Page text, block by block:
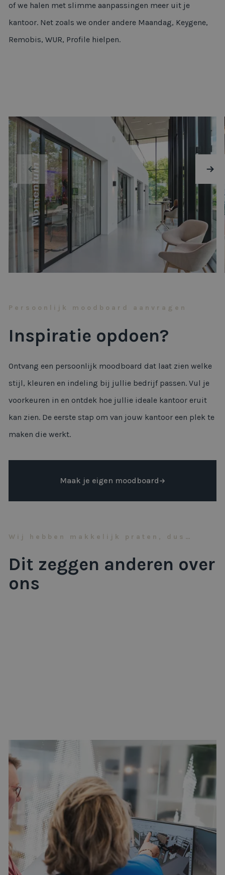
of we halen met slimme aanpassingen meer uit je
kantoor. Net zoals we onder andere Maandag, Keygene,
Remobis, WUR, Profile hielpen.
Persoonlijk moodboard aanvragen
Inspiratie opdoen?
Ontvang een persoonlijk moodboard dat laat zien welke
stijl, kleuren en indeling bij jullie bedrijf passen. Vul je
voorkeuren in en ontdek hoe jullie ideale kantoor eruit
kan zien. De eerste stap om van jouw kantoor een plek te
maken die werkt.
Maak je eigen moodboard
Wij hebben makkelijk praten, dus…
Dit zeggen anderen over
ons